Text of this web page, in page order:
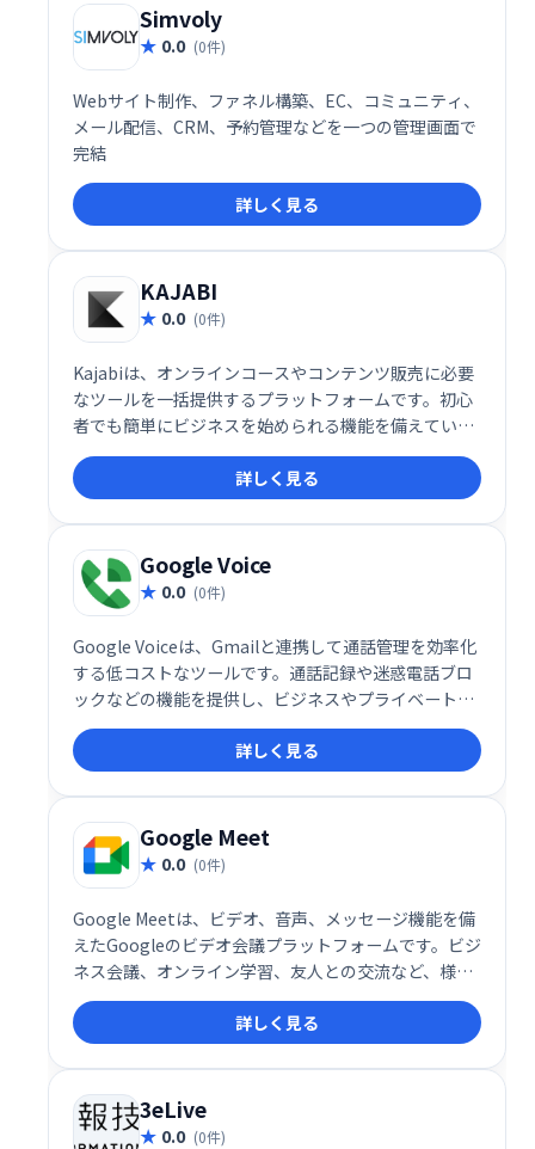
Simvoly
0.0 (0件)
Webサイト制作、ファネル構築、EC、コミュニティ、
メール配信、CRM、予約管理などを一つの管理画面で
完結
詳しく見る
KAJABI
0.0 (0件)
Kajabiは、オンラインコースやコンテンツ販売に必要
なツールを一括提供するプラットフォームです。初心
者でも簡単にビジネスを始められる機能を備えていま
す。
詳しく見る
Google Voice
0.0 (0件)
Google Voiceは、Gmailと連携して通話管理を効率化
する低コストなツールです。通話記録や迷惑電話ブロ
ックなどの機能を提供し、ビジネスやプライベートで
の通話管理をスマートにサポートします。
詳しく見る
Google Meet
0.0 (0件)
Google Meetは、ビデオ、音声、メッセージ機能を備
えたGoogleのビデオ会議プラットフォームです。ビジ
ネス会議、オンライン学習、友人との交流など、様々
なシーンで活用できます。シンプルで高機能なインタ
ーフェースで、スムーズなコミュニケーションを実
現。場所を選ばず、チームや仲間と簡単に繋がること
を可能にします。 無料プランから利用でき、ビジネス
ニーズにも対応する柔軟性も魅力です。
詳しく見る
3eLive
0.0 (0件)